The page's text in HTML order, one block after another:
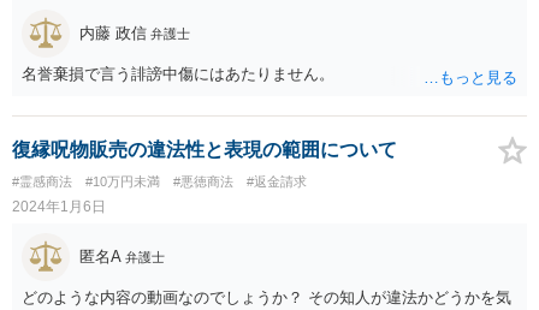
と思います。
内藤 政信 弁護士
名誉棄損で言う誹謗中傷にはあたりません。
復縁呪物販売の違法性と表現の範囲について
#霊感商法 #10万円未満 #悪徳商法 #返金請求
2024年1月6日
匿名A 弁護士
どのような内容の動画なのでしょうか？ その知人が違法かどうかを気